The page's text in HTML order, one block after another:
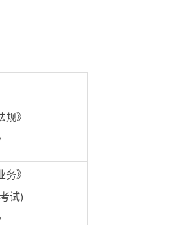
》
》
试)